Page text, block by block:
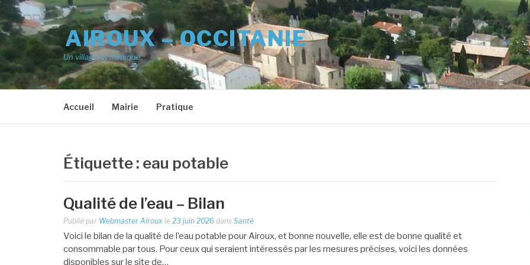
Aller
au
contenu
AIROUX – OCCITANIE
Un village dynamique
Accueil Mairie Pratique
Étiquette : eau potable
Qualité de l’eau – Bilan
Publié par Webmaster Airoux le23 juin 2026 dansSanté
Voici le bilan de la qualité de l’eau potable pour Airoux, et bonne nouvelle, elle est de bonne qualité et
consommable par tous. Pour ceux qui seraient intéressés par les mesures précises, voici les données
disponibles sur le site de…